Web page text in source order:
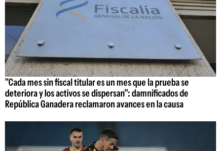
"Cada mes sin fiscal titular es un mes que la prueba se
deteriora y los activos se dispersan": damnificados de
República Ganadera reclamaron avances en la causa